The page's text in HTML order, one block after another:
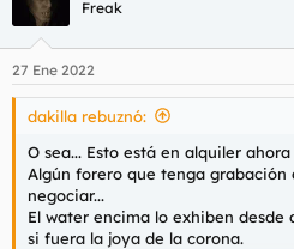
e
s
Freak
27 Ene 2022
dakilla rebuznó:
O sea... Esto está en alquiler
Algún forero que tenga
negociar...
El water encima lo exhiben desde
si fuera la joya de la corona.